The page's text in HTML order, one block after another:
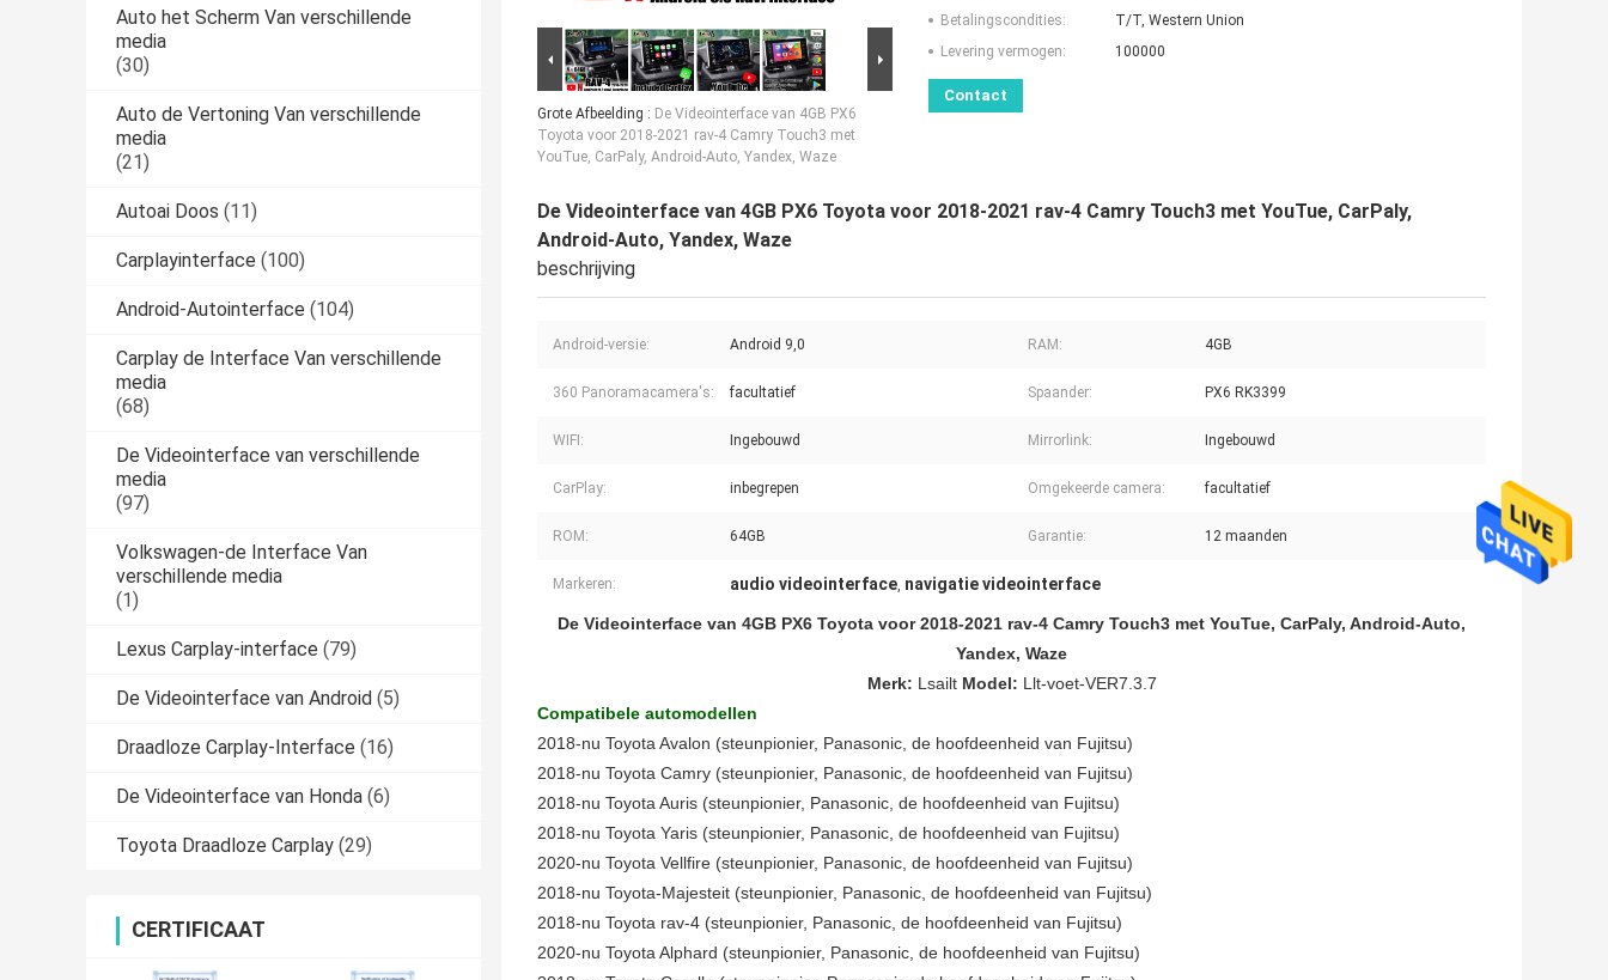
Auto het Scherm Van verschillende
media
(30)
Auto de Vertoning Van verschillende
media
(21)
Autoai Doos (11)
Carplayinterface (100)
Android-Autointerface (104)
Carplay de Interface Van verschillende
media
(68)
De Videointerface van verschillende
media
(97)
Volkswagen-de Interface Van
verschillende media
(1)
Lexus Carplay-interface (79)
De Videointerface van Android (5)
Draadloze Carplay-Interface (16)
De Videointerface van Honda (6)
Toyota Draadloze Carplay (29)
CERTIFICAAT
Grote Afbeelding : De Videointerface van 4GB PX6
Toyota voor 2018-2021 rav-4 Camry Touch3 met
YouTue, CarPaly, Android-Auto, Yandex, Waze
Betalingscondities:
T/T, Western Union
Levering vermogen:
100000
Contact
De Videointerface van 4GB PX6 Toyota voor 2018-2021 rav-4 Camry Touch3 met YouTue, CarPaly,
Android-Auto, Yandex, Waze
beschrijving
Android-versie: Android 9,0 RAM: 4GB
360 Panoramacamera's: facultatief Spaander: PX6 RK3399
WIFI: Ingebouwd Mirrorlink: Ingebouwd
CarPlay: inbegrepen Omgekeerde camera: facultatief
ROM: 64GB Garantie: 12 maanden
Markeren: audio videointerface, navigatie videointerface
De Videointerface van 4GB PX6 Toyota voor 2018-2021 rav-4 Camry Touch3 met YouTue, CarPaly, Android-Auto,
Yandex, Waze
Merk: Lsailt Model: Llt-voet-VER7.3.7
Compatibele automodellen
2018-nu Toyota Avalon (steunpionier, Panasonic, de hoofdeenheid van Fujitsu)
2018-nu Toyota Camry (steunpionier, Panasonic, de hoofdeenheid van Fujitsu)
2018-nu Toyota Auris (steunpionier, Panasonic, de hoofdeenheid van Fujitsu)
2018-nu Toyota Yaris (steunpionier, Panasonic, de hoofdeenheid van Fujitsu)
2020-nu Toyota Vellfire (steunpionier, Panasonic, de hoofdeenheid van Fujitsu)
2018-nu Toyota-Majesteit (steunpionier, Panasonic, de hoofdeenheid van Fujitsu)
2018-nu Toyota rav-4 (steunpionier, Panasonic, de hoofdeenheid van Fujitsu)
2020-nu Toyota Alphard (steunpionier, Panasonic, de hoofdeenheid van Fujitsu)